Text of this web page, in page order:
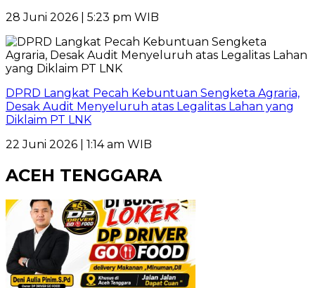
28 Juni 2026 | 5:23 pm WIB
DPRD Langkat Pecah Kebuntuan Sengketa Agraria,
Desak Audit Menyeluruh atas Legalitas Lahan yang
Diklaim PT LNK
22 Juni 2026 | 1:14 am WIB
ACEH TENGGARA